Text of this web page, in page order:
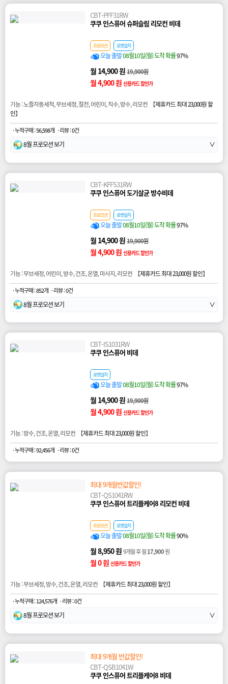
CBT-PFF31RW
쿠쿠 인스퓨어 슈퍼슬림 리모컨 비데
프로모션 로켓설치
오늘 출발08월10일(월) 도착 확률97%
월 14,900 원19,900원
월 4,900 원 신용카드 할인가
기능 : 노즐자동세척, 무브세정, 절전, 어린이, 직수, 방수, 리모컨 【제휴카드 최대 23,000원 할
인】
· 누적구매 : 56,598개 · 리뷰 : 0건
8월 프로모션 보기 ∨
CBT-KFFS31RW
쿠쿠 인스퓨어 도기살균 방수비데
프로모션 로켓설치
오늘 출발08월10일(월) 도착 확률97%
월 14,900 원19,900원
월 4,900 원 신용카드 할인가
기능 : 무브세정, 어린이, 방수, 건조, 온열, 마사지, 리모컨 【제휴카드 최대 23,000원 할인】
· 누적구매 : 852개 · 리뷰 : 0건
8월 프로모션 보기 ∨
CBT-IS1031RW
쿠쿠 인스퓨어 비데
로켓설치
오늘 출발08월10일(월) 도착 확률97%
월 14,900 원19,900원
월 4,900 원 신용카드 할인가
기능 : 방수, 건조, 온열, 리모컨 【제휴카드 최대 23,000원 할인】
· 누적구매 : 92,456개 · 리뷰 : 0건
최대 9개월반값할인!
CBT-QS1041RW
쿠쿠 인스퓨어 트리플케어8 리모컨 비데
프로모션 로켓설치
오늘 출발08월10일(월) 도착 확률90%
월 8,950 원9개월 후 월17,900원
월 0 원 신용카드 할인가
기능 : 무브세정, 방수, 건조, 온열, 리모컨 【제휴카드 최대 23,000원 할인】
· 누적구매 : 124,576개 · 리뷰 : 0건
8월 프로모션 보기 ∨
최대 9개월 반값할인!
CBT-QSB1041W
쿠쿠 인스퓨어 트리플케어8 비데